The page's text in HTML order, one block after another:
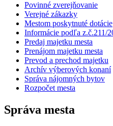
Povinné zverejňovanie
Verejné zákazky
Mestom poskytnuté dotácie
Informácie podľa z.č.211/
Predaj majetku mesta
Prenájom majetku mesta
Prevod a prechod majetku
Archív výberových konaní
Správa nájomných bytov
Rozpočet mesta
Správa mesta